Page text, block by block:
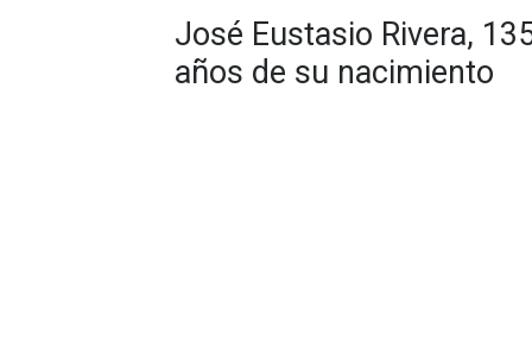
José Eustasio Rivera,
años de su nacimiento